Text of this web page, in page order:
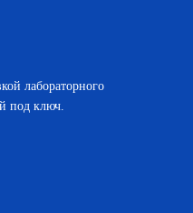
лабораторного
под ключ.